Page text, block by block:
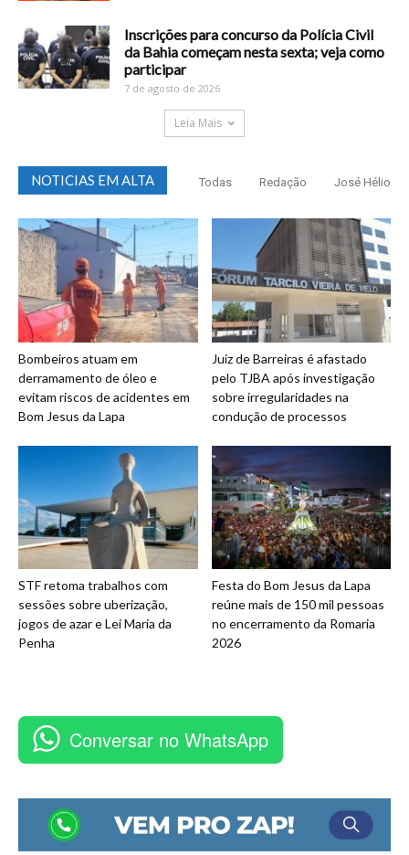
Inscrições para concurso da Polícia Civil
da Bahia começam nesta sexta; veja como
participar
7 de agosto de 2026
Leia Mais
NOTICIAS EM ALTA Todas Redação José Hélio
Bombeiros atuam em
derramamento de óleo e
evitam riscos de acidentes em
Bom Jesus da Lapa
Juiz de Barreiras é afastado
pelo TJBA após investigação
sobre irregularidades na
condução de processos
STF retoma trabalhos com
sessões sobre uberização,
jogos de azar e Lei Maria da
Penha
Festa do Bom Jesus da Lapa
reúne mais de 150 mil pessoas
no encerramento da Romaria
2026
Conversar no WhatsApp